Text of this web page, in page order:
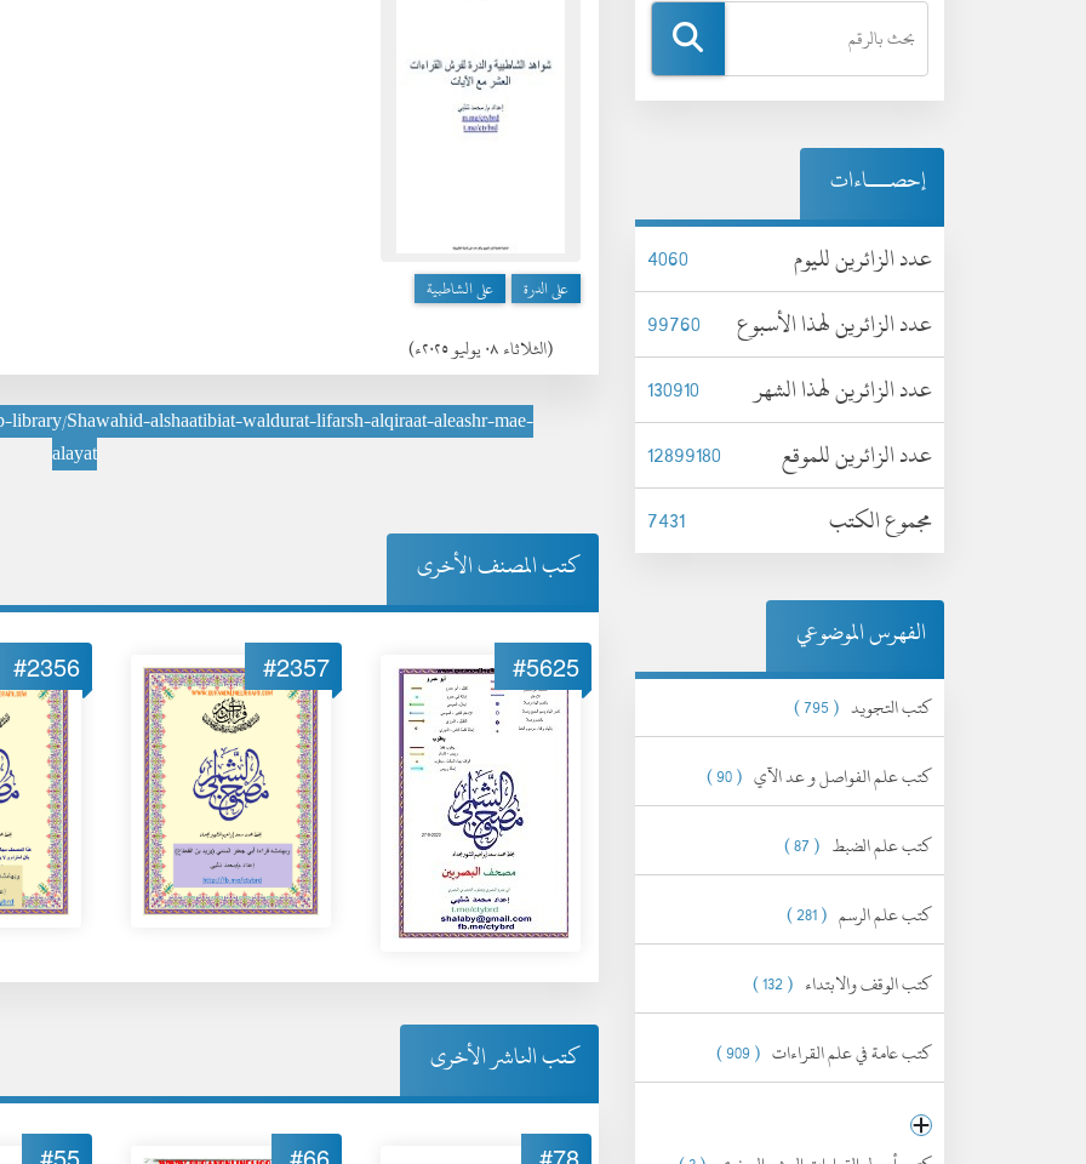
(الثلاثاء ٠٨ يوليو ٢٠٢٥ء)
على الدرة على الشاطبية
Shawahid-alshaatibiat-waldurat-lifarsh-alqiraat-aleashr-mae-
alayat
كتب المصنف الأخرى
#2356 #2357 #5625
كتب الناشر الأخرى
#55 #66 #78
إحصـــاءات
عدد الزائرين لليوم
4060
عدد الزائرين لهذا الأسبوع
99760
عدد الزائرين لهذا الشهر
130910
عدد الزائرين للموقع
12899180
مجموع الكتب
7431
الفهرس الموضوعي
كتب التجويد ( 795 )
كتب علم الفواصل و عد الآي ( 90 )
كتب علم الضبط ( 87 )
كتب علم الرسم ( 281 )
كتب الوقف والابتداء ( 132 )
كتب عامة في علم القراءات ( 909 )